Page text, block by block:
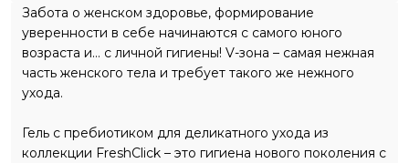
Забота о женском здоровье, формирование
уверенности в себе начинаются с самого юного
возраста и… с личной гигиены! V-зона – самая нежная
часть женского тела и требует такого же нежного
ухода.
Гель с пребиотиком для деликатного ухода из
коллекции FreshClick – это гигиена нового поколения с